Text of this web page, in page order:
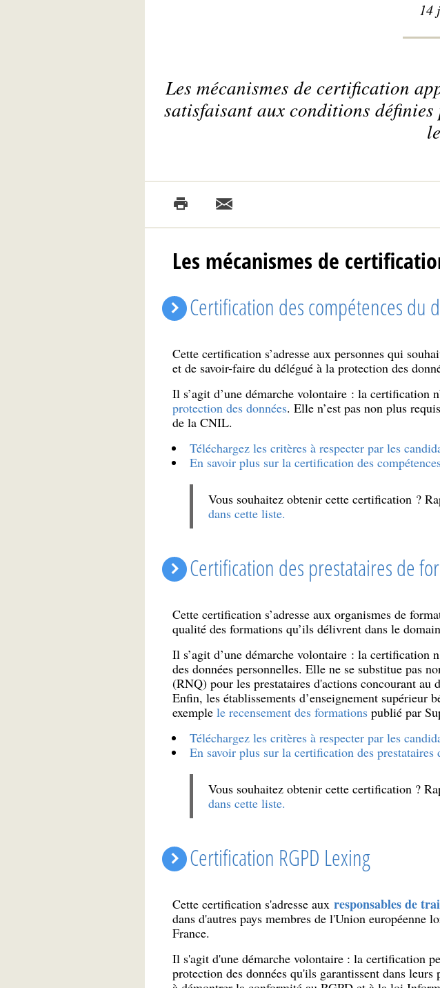
14
Les mécanismes de certification
satisfaisant aux conditions
Les mécanismes de
Certification des compétences du
Cette certification s’adresse aux personnes qui
et de savoir-faire du délégué à la protection des
Il s’agit d’une démarche volontaire : la certification
protection des données. Elle n’est pas non plus
de la CNIL.
Téléchargez les critères à respecter par les
En savoir plus sur la certification des
Vous souhaitez obtenir cette certification ?
dans cette liste.
Certification des prestataires de
Cette certification s’adresse aux organismes de
qualité des formations qu’ils délivrent dans le
Il s’agit d’une démarche volontaire : la certification
des données personnelles. Elle ne se substitue pas
(RNQ) pour les prestataires d'actions concourant au
Enfin, les établissements d’enseignement supérieur
exemple le recensement des formationspublié par
Téléchargez les critères à respecter par les
En savoir plus sur la certification des
Vous souhaitez obtenir cette certification ?
dans cette liste.
Certification RGPD Lexing
Cette certification s'adresse aux responsables de
dans d'autres pays membres de l'Union européenne
France.
Il s'agit d'une démarche volontaire : la certification
protection des données qu'ils garantissent dans